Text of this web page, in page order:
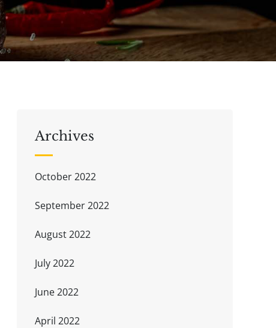
Archives
October 2022
September 2022
August 2022
July 2022
June 2022
April 2022